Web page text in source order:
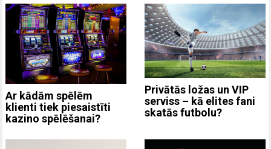
Ar kādām spēlēm
klienti tiek piesaistīti
kazino spēlēšanai?
Privātās ložas un VIP
serviss – kā elites fani
skatās futbolu?